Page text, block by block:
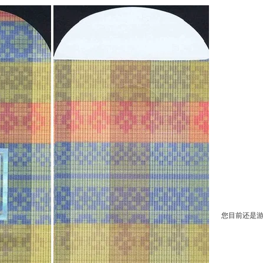
您目前还是